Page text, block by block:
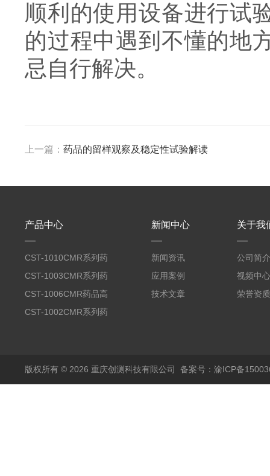
顺利的使用设备进行试
的过程中遇到不懂的地
忌自行解决。
上一篇： 药品的留样观察及稳定性试验解读
产品中心
CST-1010CMR系列药
品高温试验箱
CST-1003CMR系列药
品高温试验箱
CST-1006CMR药品高
温试验箱
CST-1002CMR系列药
新闻中心
新闻资讯
应用案例
技术文章
关于我
公司简介
视频中心
荣誉资质
版权所有 © 2026 重庆创测科技有限公司 备案号：渝ICP备